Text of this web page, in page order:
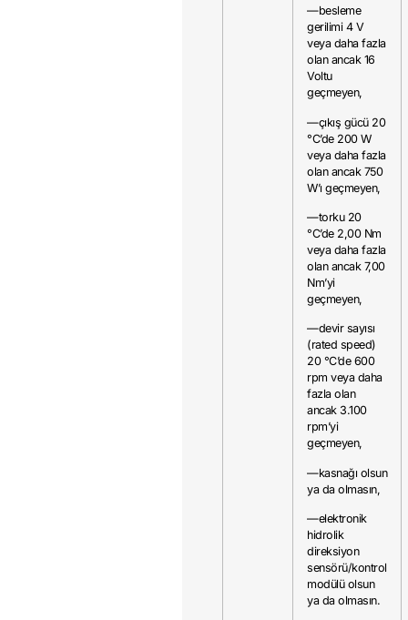
—besleme
gerilimi 4 V
veya daha fazla
olan ancak 16
Voltu
geçmeyen,
—çıkış gücü 20
°C’de 200 W
veya daha fazla
olan ancak 750
W’ı geçmeyen,
—torku 20
°C’de 2,00 Nm
veya daha fazla
olan ancak 7,00
Nm’yi
geçmeyen,
—devir sayısı
(rated speed)
20 °C’de 600
rpm veya daha
fazla olan
ancak 3.100
rpm’yi
geçmeyen,
—kasnağı olsun
ya da olmasın,
—elektronik
hidrolik
direksiyon
sensörü/kontrol
modülü olsun
ya da olmasın.